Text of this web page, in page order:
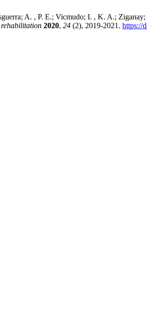
A. , P. E.; Vicmudo; I. , K. A.;
2020, 24 (2), 2019-2021. https://